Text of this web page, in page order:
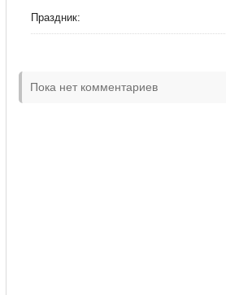
Праздник:
Пока нет комментариев